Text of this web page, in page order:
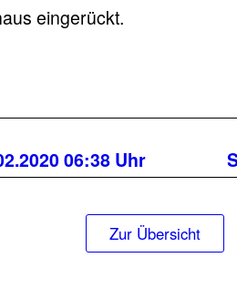
eingerückt.
06:38 Uhr
Zur Übersicht